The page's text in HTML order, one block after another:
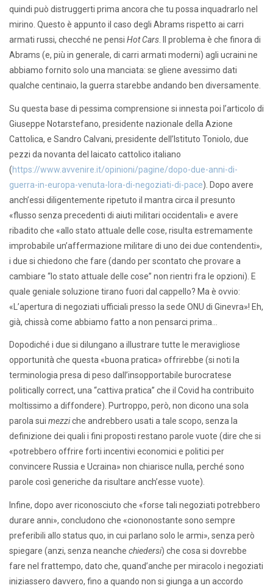
quindi può distruggerti prima ancora che tu possa inquadrarlo nel
mirino. Questo è appunto il caso degli Abrams rispetto ai carri
armati russi, checché ne pensi Hot Cars. Il problema è che finora di
Abrams (e, più in generale, di carri armati moderni) agli ucraini ne
abbiamo fornito solo una manciata: se gliene avessimo dati
qualche centinaio, la guerra starebbe andando ben diversamente.
Su questa base di pessima comprensione si innesta poi l’articolo di
Giuseppe Notarstefano, presidente nazionale della Azione
Cattolica, e Sandro Calvani, presidente dell’Istituto Toniolo, due
pezzi da novanta del laicato cattolico italiano
(https://www.avvenire.it/opinioni/pagine/dopo-due-anni-di-
guerra-in-europa-venuta-lora-di-negoziati-di-pace). Dopo avere
anch’essi diligentemente ripetuto il mantra circa il presunto
«flusso senza precedenti di aiuti militari occidentali» e avere
ribadito che «allo stato attuale delle cose, risulta estremamente
improbabile un’affermazione militare di uno dei due contendenti»,
i due si chiedono che fare (dando per scontato che provare a
cambiare “lo stato attuale delle cose” non rientri fra le opzioni). E
quale geniale soluzione tirano fuori dal cappello? Ma è ovvio:
«L’apertura di negoziati ufficiali presso la sede ONU di Ginevra»! Eh,
già, chissà come abbiamo fatto a non pensarci prima…
Dopodiché i due si dilungano a illustrare tutte le meravigliose
opportunità che questa «buona pratica» offrirebbe (si noti la
terminologia presa di peso dall’insopportabile burocratese
politically correct, una “cattiva pratica” che il Covid ha contribuito
moltissimo a diffondere). Purtroppo, però, non dicono una sola
parola sui mezziche andrebbero usati a tale scopo, senza la
definizione dei quali i fini proposti restano parole vuote (dire che si
«potrebbero offrire forti incentivi economici e politici per
convincere Russia e Ucraina» non chiarisce nulla, perché sono
parole così generiche da risultare anch’esse vuote).
Infine, dopo aver riconosciuto che «forse tali negoziati potrebbero
durare anni», concludono che «ciononostante sono sempre
preferibili allo status quo, in cui parlano solo le armi», senza però
spiegare (anzi, senza neanche chiedersi) che cosa si dovrebbe
fare nel frattempo, dato che, quand’anche per miracolo i negoziati
iniziassero davvero, fino a quando non si giunga a un accordo